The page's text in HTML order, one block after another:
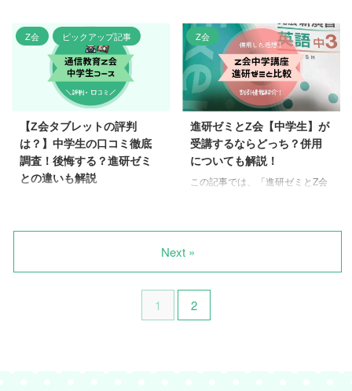
めば、Amazonギフ ...
険！」 なぜなら進研ゼミは通信
教育の初級者～中級者にあたり、
Z会は通信教育の上級者向けの教
材だからです。 我が家は、小学
生 ...
についてまとめています。 とい
う悩みに答えます。 中学3年生に
なると、受験生となり作文を書く
機会が増えますよね。推薦入試の
場合は、合否に繋がるため作文力
をアップさせたいところです。
そこでZ会受講歴7年の私が、Z会
中学生の作文講座口コミ ・評判
ついて徹底調査。 この記事でわ
かること 作文講座のコース 作文
講座の受講方法 作文講座を受講
が気になりますよね。 中だるみ
の学年だといわれると成績が心
配… 授業についていけなくなっ
てきた、もっとレベルの高い勉強
がしたいなど、いろいろな理由で
Z会に興味を持つ方も多いのでは
ないでしょうか。 そこで今回
は、Z会中学2年生の口コミを徹
底的に分析し、その特徴やメリッ
ト・デメリットを探っていきま
す。 料金体系や学習時間、効果
アップ ...
Z会 ピックアップ記事
【Z会タブレットの評判
は？】中学生の口コミ徹底
調査！後悔する？進研ゼミ
との違いも解説
金は高いけど、入会して後悔しな
んか？ この記事では、利用者の
口コミを徹底調査し、特に評判が
気になるタブレットコースのメリ
ット・デメリットをどこよりも詳
Z会
進研ゼミとZ会【中学生】が
受講するならどっち？併用
についても解説！
この記事では、「進研ゼミとZ会
ます。 高校受験に向けて通信教
んだろう…と悩みますよねぇ。
そこで実際に進研ゼミとZ会を併
用した体験をまとめました。 進
研ゼミとZ会を併用しようと思っ
た理由 我が家は、小学生の娘に
1 2
Next »